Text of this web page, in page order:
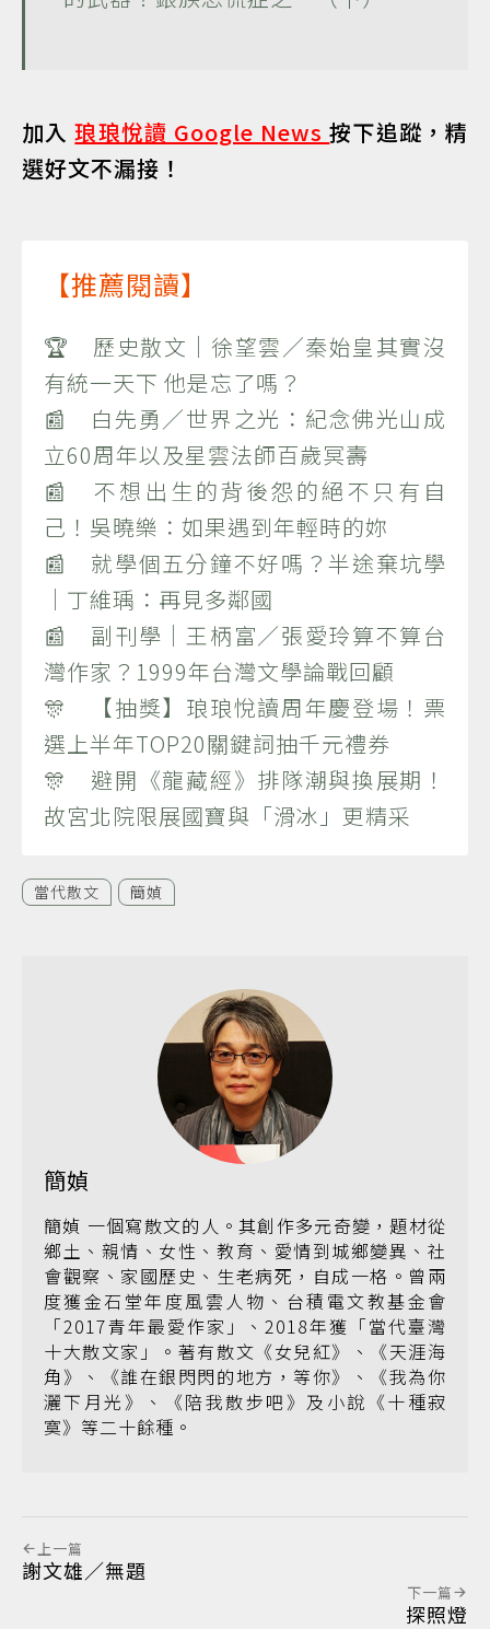
加入琅琅悅讀 Google News按下追蹤，精
選好文不漏接！
【推薦閱讀】
🏆 歷史散文｜徐望雲／秦始皇其實沒
有統一天下 他是忘了嗎？
📰 白先勇／世界之光：紀念佛光山成
立60周年以及星雲法師百歲冥壽
📰 不想出生的背後怨的絕不只有自
己！吳曉樂：如果遇到年輕時的妳
📰 就學個五分鐘不好嗎？半途棄坑學
｜丁維瑀：再見多鄰國
📰 副刊學｜王柄富／張愛玲算不算台
灣作家？1999年台灣文學論戰回顧
🎊 【抽獎】琅琅悅讀周年慶登場！票
選上半年TOP20關鍵詞抽千元禮券
🎊 避開《龍藏經》排隊潮與換展期！
故宮北院限展國寶與「滑冰」更精采
當代散文 簡媜
簡媜
簡媜 一個寫散文的人。其創作多元奇變，題材從
鄉土、親情、女性、教育、愛情到城鄉變異、社
會觀察、家國歷史、生老病死，自成一格。曾兩
度獲金石堂年度風雲人物、台積電文教基金會
「2017青年最愛作家」、2018年獲「當代臺灣
十大散文家」。著有散文《女兒紅》、《天涯海
角》、《誰在銀閃閃的地方，等你》、《我為你
灑下月光》、《陪我散步吧》及小說《十種寂
寞》等二十餘種。
上一篇
謝文雄／無題
下一篇
探照燈